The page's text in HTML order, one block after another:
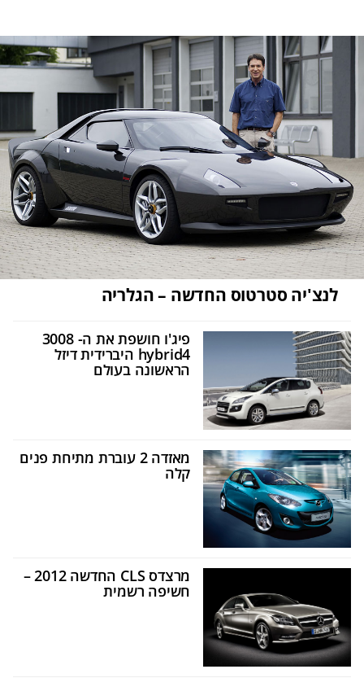
לנצ'יה סטרטוס החדשה – הגלריה
פיג'ו חושפת את ה- 3008
hybrid4 היברידית דיזל
הראשונה בעולם
מאזדה 2 עוברת מתיחת פנים
קלה
מרצדס CLS החדשה 2012 –
חשיפה רשמית